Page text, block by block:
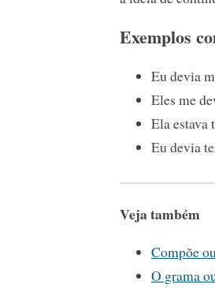
Exemplos
Eu devia
Eles me
Ela estava
Eu devia
Veja também
Compõe
O grama